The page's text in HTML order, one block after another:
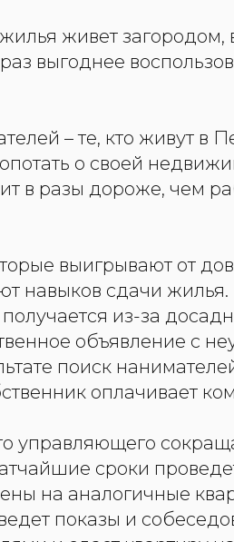
живет загородом,
выгоднее
– те, кто живут в
о своей
в разы дороже, чем
выигрывают от
навыков сдачи
из-за
объявление с
поиск
оплачивает
управляющего
сроки
на аналогичные
показы и